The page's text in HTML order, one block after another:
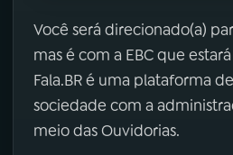
Você será direcionado(a)
mas é com a EBC que
Fala.BR é uma plataforma
sociedade com a
meio das Ouvidorias.